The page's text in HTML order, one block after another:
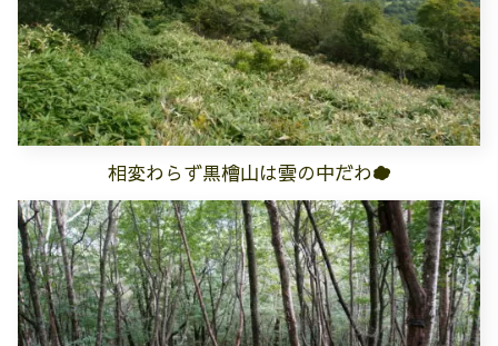
相変わらず黒檜山は雲の中だわ︎︎☁︎︎